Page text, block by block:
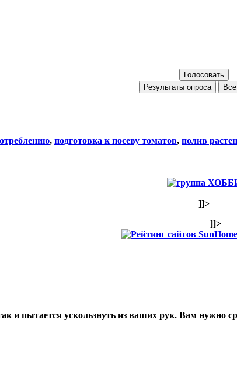
, подготовка к посеву томатов, полив
]]>
]]>
и пытается ускользнуть из ваших рук. Вам нужно